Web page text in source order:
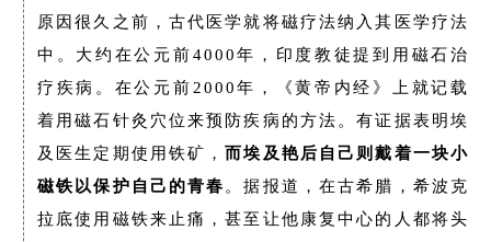
原因很久之前，古代医学就将磁疗法纳入其医学疗法
中。大约在公元前4000年，印度教徒提到用磁石治
疗疾病。在公元前2000年，《黄帝内经》上就记载
着用磁石针灸穴位来预防疾病的方法。有证据表明埃
及医生定期使用铁矿，而埃及艳后自己则戴着一块小
磁铁以保护自己的青春 。据报道，在古希腊，希波克
拉底使用磁铁来止痛，甚至让他康复中心的人都将头